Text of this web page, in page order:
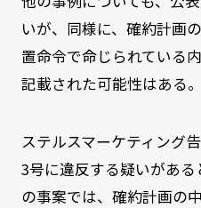
いが、同様に、確約計画
置命令で命じられている
記載された可能性はある。
ステルスマーケティング
3号に違反する疑いがあ
の事案では、確約計画の